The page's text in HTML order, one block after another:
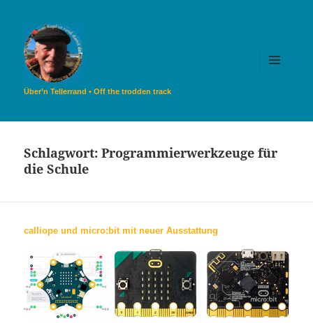
Über’n Tellerrand • Off the trodden track
Schlagwort:Programmierwerkzeuge für
die Schule
calliope und micro:bit mit neuer Ausstattung